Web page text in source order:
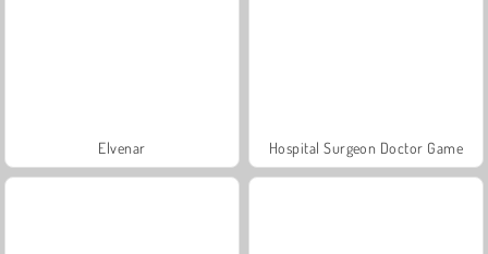
Elvenar Hospital Surgeon Doctor Game